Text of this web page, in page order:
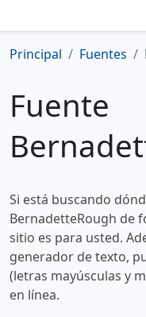
Principal Fuentes
Fuente
Si está buscando
BernadetteRough de
sitio es para usted.
generador de texto,
(letras mayúsculas y
en línea.